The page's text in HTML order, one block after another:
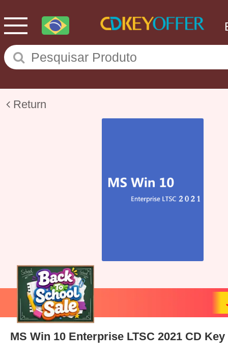
Return
MS Win 10 Enterprise LTSC 2021 CD